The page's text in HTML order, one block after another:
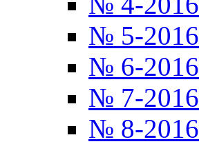
№ 5-2016
№ 6-2016
№ 7-2016
№ 8-2016